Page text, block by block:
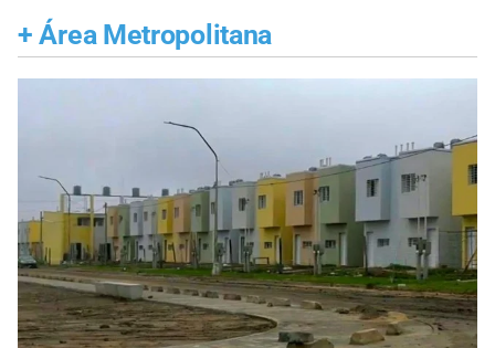
+ Área Metropolitana